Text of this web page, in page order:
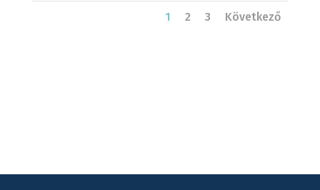
1 2 3 Következő